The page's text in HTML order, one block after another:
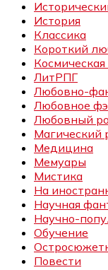
История
Классика
Короткий
ЛитРПГ
Любовно-
Любовное
Любовный
Магический
Медицина
Мемуары
Мистика
На
Научная
Научно-
Обучение
Повести